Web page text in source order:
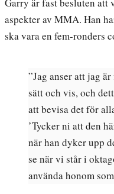
aspekter av MMA. Han
ska vara en fem-ronders
”Jag anser att jag
sätt och vis, och
att bevisa det för
’Tycker ni att den
när han dyker upp
se när vi står i
använda honom